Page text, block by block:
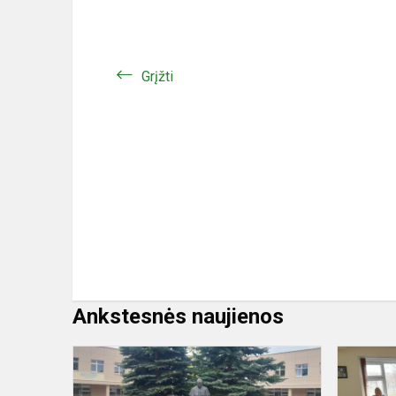
Grįžti
Ankstesnės naujienos
Susitikimas
su